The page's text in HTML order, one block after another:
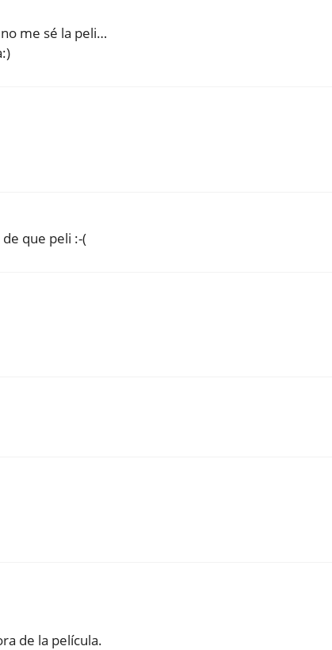
me sé la peli…
que peli :-(
de la película.